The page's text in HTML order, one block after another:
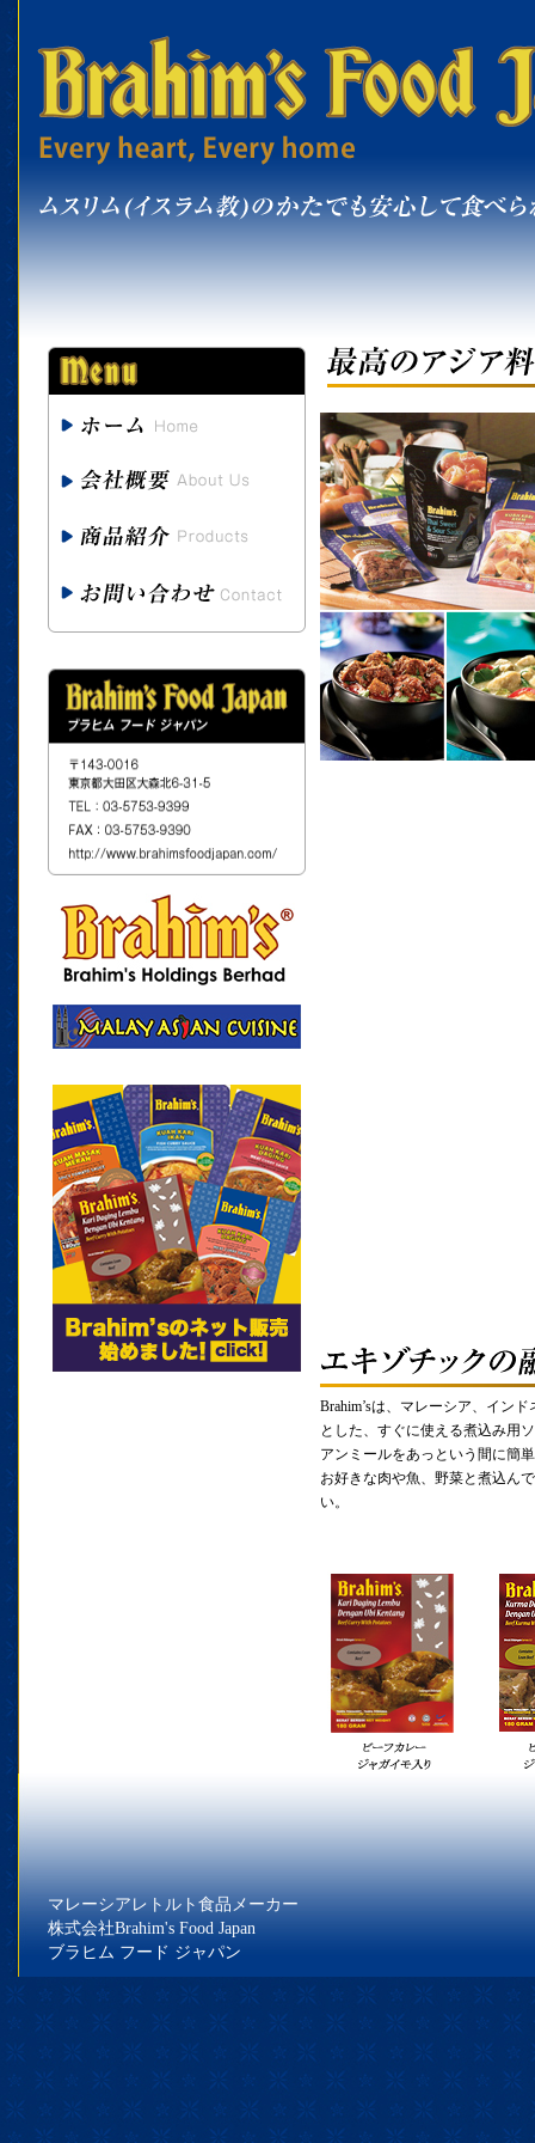
Brahim’sは、マレーシア、イン
とした、すぐに使える煮込み用
アンミールをあっという間に簡
お好きな肉や魚、野菜と煮込ん
い。
マレーシアレトルト食品メーカー
株式会社Brahim's Food Japan
ブラヒム フード ジャパン